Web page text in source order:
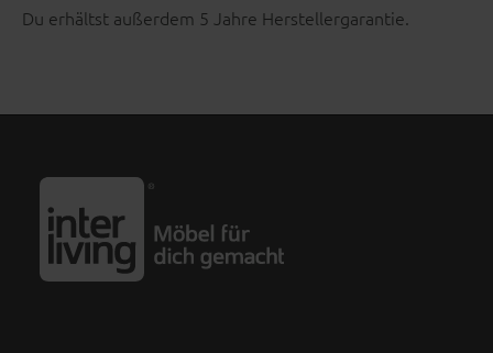
Du erhältst außerdem 5 Jahre Herstellergarantie.